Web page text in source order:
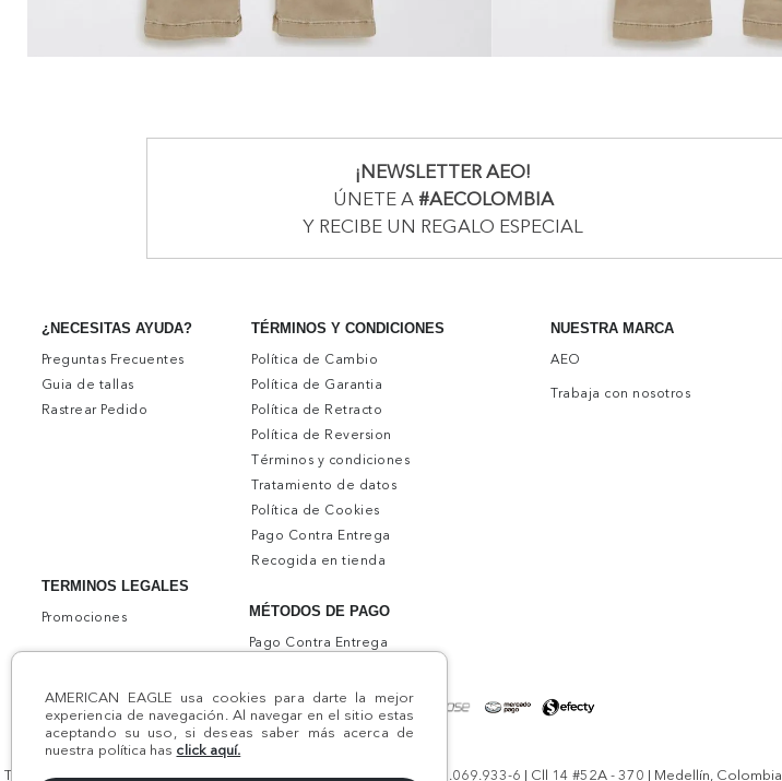
AMERICAN EAGLE usa cookies para darte la mejor
experiencia de navegación. Al navegar en el sitio estas
aceptando su uso, si deseas saber más acerca de
nuestra política has click aquí.
¡NEWSLETTER AEO!
ÚNETE A #AECOLOMBIA
Y RECIBE UN REGALO ESPECIAL
¿NECESITAS AYUDA?
Preguntas Frecuentes
Guia de tallas
Rastrear Pedido
TERMINOS LEGALES
Promociones
TÉRMINOS Y CONDICIONES
Política de Cambio
Política de Garantia
Política de Retracto
Política de Reversion
Términos y condiciones
Tratamiento de datos
Política de Cookies
Pago Contra Entrega
Recogida en tienda
NUESTRA MARCA
AEO
Trabaja con nosotros
MÉTODOS DE PAGO
Pago Contra Entrega
Todos los derechos reservados AE 2024 | Comodín S.A.S | NIT:800.069.933-6 | Cll 14 #52A - 370 | Medellín, Colombia